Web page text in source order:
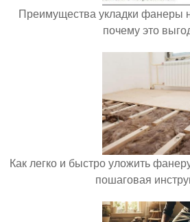
Преимущества укладки фанеры
почему это
Как легко и быстро уложить
пошаговая